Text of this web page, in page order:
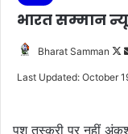
भारत सम्मान
Bharat Samman
Last Updated: October
पशु तस्करी पर नहीं